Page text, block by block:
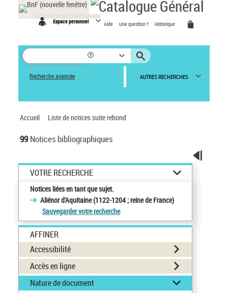
Espace personnel Aide Une question ? Historique
Recherche avancée AUTRES RECHERCHES
Accueil Liste de notices suite rebond
99Notices bibliographiques
VOTRE RECHERCHE
Notices liées en tant que sujet.
Aliénor d'Aquitaine (1122-1204 ; reine de France)
Sauvegarder votre recherche
AFFINER
Accessibilité
Accès en ligne
Nature de document